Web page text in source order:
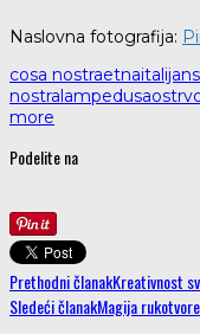
Naslovna fotografija:
cosa nostraetna
nostra lampedusa
more
Podelite na
Prethodni članakKreativnost
Sledeći članakMagija